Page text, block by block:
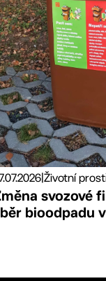
|Životní
svozové
bioodpadu